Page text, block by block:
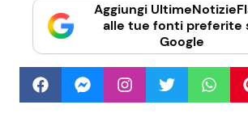
Aggiungi
alle tue fonti preferite
Google